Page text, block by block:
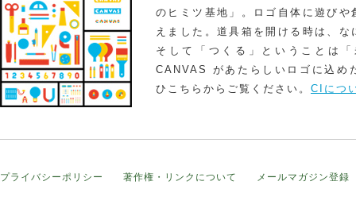
のヒミツ基地」。ロゴ自体に遊び
えました。道具箱を開ける時は、
そして「つくる」ということは
CANVAS があたらしいロゴに込め
ひこちらからご覧ください。 CIにつ
プライバシーポリシー 著作権・リンクについて メールマガジン登録